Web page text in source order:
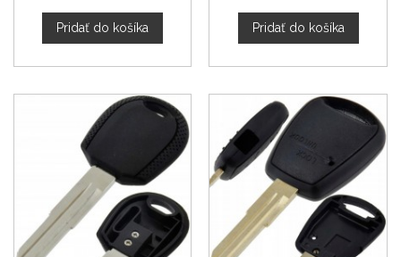
Pridať do košíka Pridať do košíka